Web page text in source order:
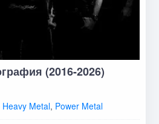
(2016-2026)
Heavy Metal, Power Metal